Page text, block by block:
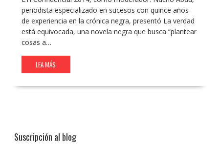
periodista especializado en sucesos con quince años
de experiencia en la crónica negra, presentó La verdad
está equivocada, una novela negra que busca “plantear
cosas a…
LEA MÁS
Suscripción al blog